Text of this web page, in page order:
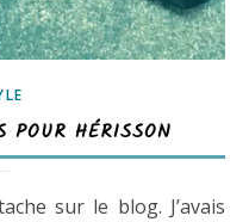
POUR HÉRISSON